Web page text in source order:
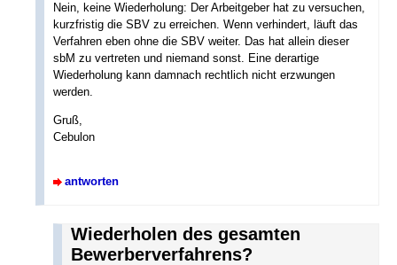
Nein, keine Wiederholung: Der Arbeitgeber hat zu versuchen,
kurzfristig die SBV zu erreichen. Wenn verhindert, läuft das
Verfahren eben ohne die SBV weiter. Das hat allein dieser
sbM zu vertreten und niemand sonst. Eine derartige
Wiederholung kann damnach rechtlich nicht erzwungen
werden.
Gruß,
Cebulon
antworten
Wiederholen des gesamten
Bewerberverfahrens?